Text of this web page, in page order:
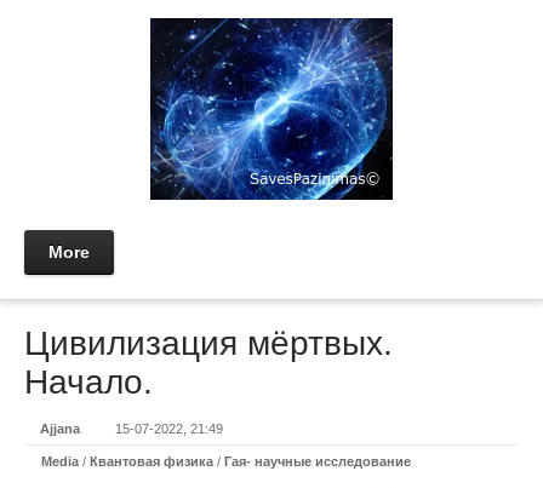
More
Цивилизация мëртвых.
Начало.
Ajjana 15-07-2022, 21:49
Media / Квантовая физика / Гая- научные исследование